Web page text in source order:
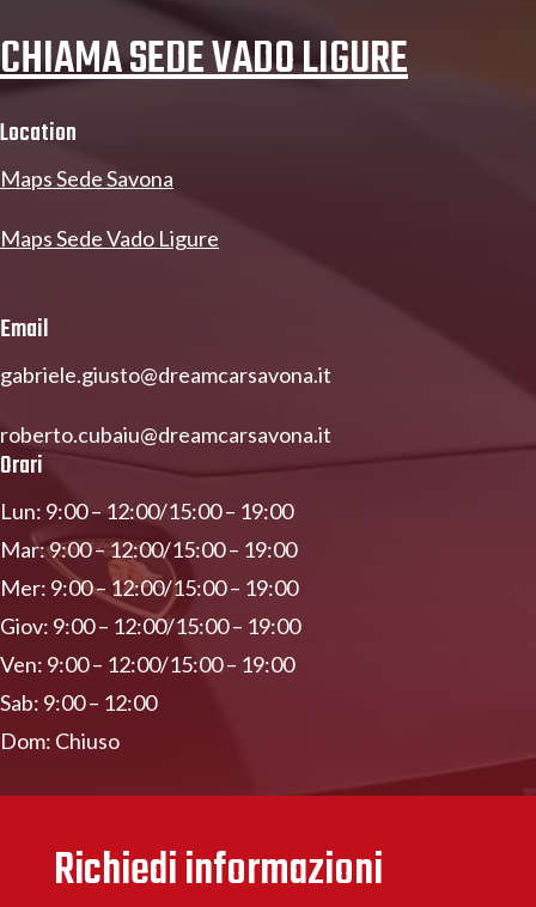
CHIAMA SEDE VADO LIGURE
Location
Maps Sede Savona
Maps Sede Vado Ligure
Email
gabriele.giusto@dreamcarsavona.it
roberto.cubaiu@dreamcarsavona.it
Orari
Lun: 9:00 – 12:00/15:00 – 19:00
Mar: 9:00 – 12:00/15:00 – 19:00
Mer: 9:00 – 12:00/15:00 – 19:00
Giov: 9:00 – 12:00/15:00 – 19:00
Ven: 9:00 – 12:00/15:00 – 19:00
Sab: 9:00 – 12:00
Dom: Chiuso
Richiedi informazioni